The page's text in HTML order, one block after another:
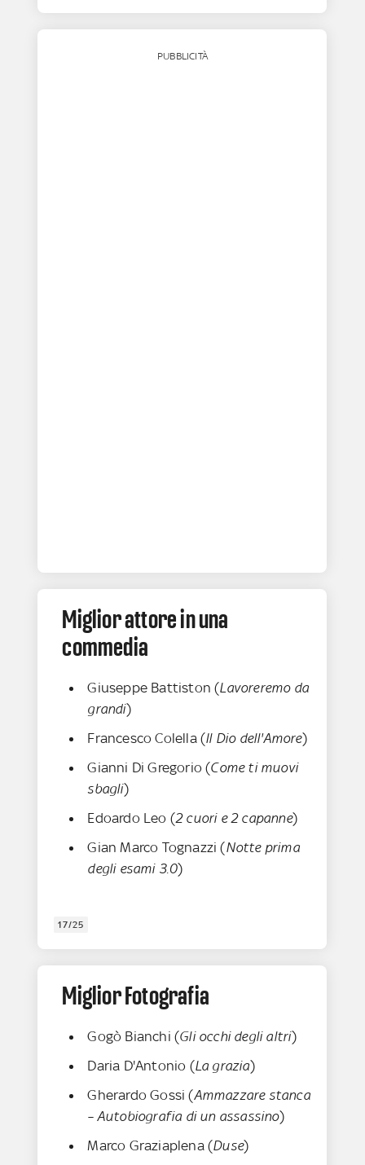
PUBBLICITÀ
Miglior attore in una
commedia
Giuseppe Battiston (Lavoreremo da
grandi)
Francesco Colella (Il Dio dell'Amore)
Gianni Di Gregorio (Come ti muovi
sbagli)
Edoardo Leo (2 cuori e 2 capanne)
Gian Marco Tognazzi (Notte prima
degli esami 3.0)
17/25
Miglior Fotografia
Gogò Bianchi (Gli occhi degli altri)
Daria D'Antonio (La grazia)
Gherardo Gossi (Ammazzare stanca
– Autobiografia di un assassino)
Marco Graziaplena (Duse)